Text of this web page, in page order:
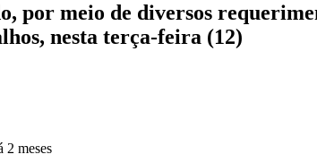
por meio de diversos
nesta terça-feira (12)
2 meses